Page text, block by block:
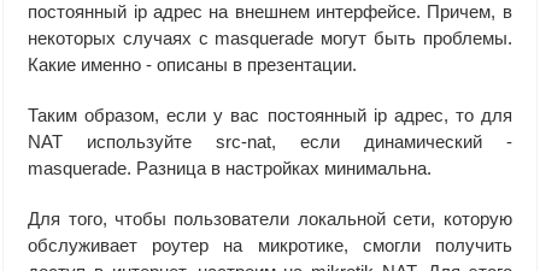
постоянный ip адрес на внешнем интерфейсе. Причем, в
некоторых случаях с masquerade могут быть проблемы.
Какие именно - описаны в презентации.
Таким образом, если у вас постоянный ip адрес, то для
NAT используйте src-nat, если динамический -
masquerade. Разница в настройках минимальна.
Для того, чтобы пользователи локальной сети, которую
обслуживает роутер на микротике, смогли получить